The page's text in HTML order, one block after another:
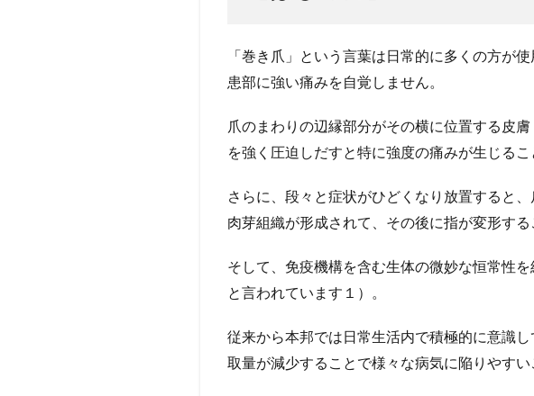
章】
巻き
原因
と
3
【第
章】
巻き
爪に
ない
ため
「巻き爪」という言葉は日常的に多くの方が
患部に強い痛みを自覚しません。
爪のまわりの辺縁部分がその横に位置する皮
を強く圧迫しだすと特に強度の痛みが生じるこ
さらに、段々と症状がひどくなり放置すると
肉芽組織が形成されて、その後に指が変形する
そして、免疫機構を含む生体の微妙な恒常性
と言われています１）。
従来から本邦では日常生活内で積極的に意識
取量が減少することで様々な病気に陥りやすい